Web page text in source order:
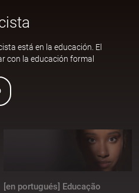
está en la educación. El
con la educación formal
[en portugués] Educação